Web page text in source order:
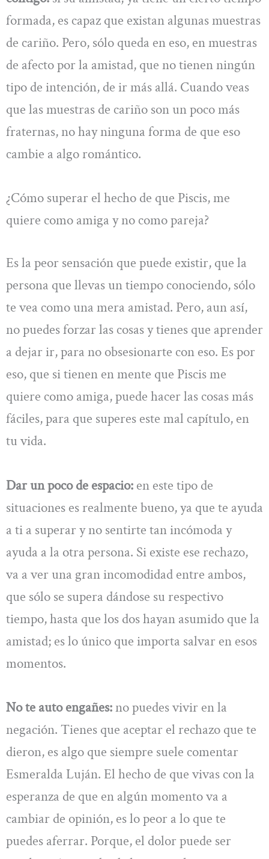
formada, es capaz que existan algunas muestras
de cariño. Pero, sólo queda en eso, en muestras
de afecto por la amistad, que no tienen ningún
tipo de intención, de ir más allá. Cuando veas
que las muestras de cariño son un poco más
fraternas, no hay ninguna forma de que eso
cambie a algo romántico.
¿Cómo superar el hecho de que Piscis, me
quiere como amiga y no como pareja?
Es la peor sensación que puede existir, que la
persona que llevas un tiempo conociendo, sólo
te vea como una mera amistad. Pero, aun así,
no puedes forzar las cosas y tienes que aprender
a dejar ir, para no obsesionarte con eso. Es por
eso, que si tienen en mente que Piscis me
quiere como amiga, puede hacer las cosas más
fáciles, para que superes este mal capítulo, en
tu vida.
Dar un poco de espacio: en este tipo de
situaciones es realmente bueno, ya que te ayuda
a ti a superar y no sentirte tan incómoda y
ayuda a la otra persona. Si existe ese rechazo,
va a ver una gran incomodidad entre ambos,
que sólo se supera dándose su respectivo
tiempo, hasta que los dos hayan asumido que la
amistad; es lo único que importa salvar en esos
momentos.
No te auto engañes:no puedes vivir en la
negación. Tienes que aceptar el rechazo que te
dieron, es algo que siempre suele comentar
Esmeralda Luján. El hecho de que vivas con la
esperanza de que en algún momento va a
cambiar de opinión, es lo peor a lo que te
puedes aferrar. Porque, el dolor puede ser